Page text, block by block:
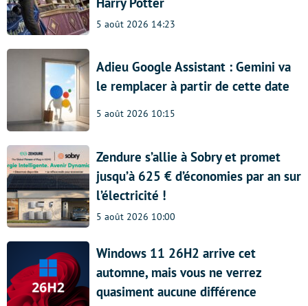
5 août 2026 14:23
Adieu Google Assistant : Gemini va
le remplacer à partir de cette date
5 août 2026 10:15
Zendure s’allie à Sobry et promet
jusqu’à 625 € d’économies par an sur
l’électricité !
5 août 2026 10:00
Windows 11 26H2 arrive cet
automne, mais vous ne verrez
quasiment aucune différence